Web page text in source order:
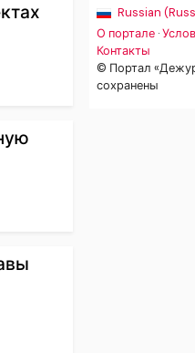
Russian
О портале ·
Контакты
© Портал
сохранены